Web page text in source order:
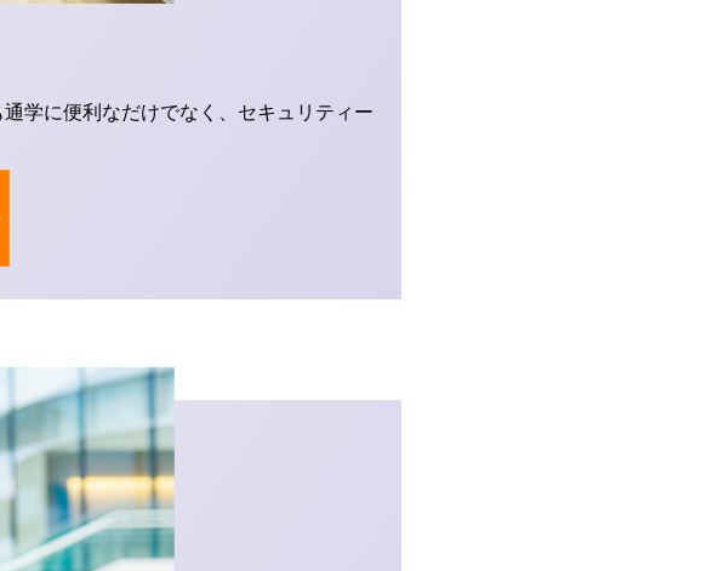
学に便利なだけでなく、セキュリティー